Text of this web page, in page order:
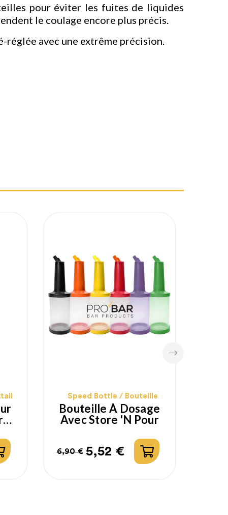
pour éviter les fuites de liquides
le coulage encore plus précis.
avec une extrême précision.
Speed Bottle / Bouteille
Bouteille À Dosage
Avec Store 'n Pour
Prix
6,90 €
Prix 5,52 €